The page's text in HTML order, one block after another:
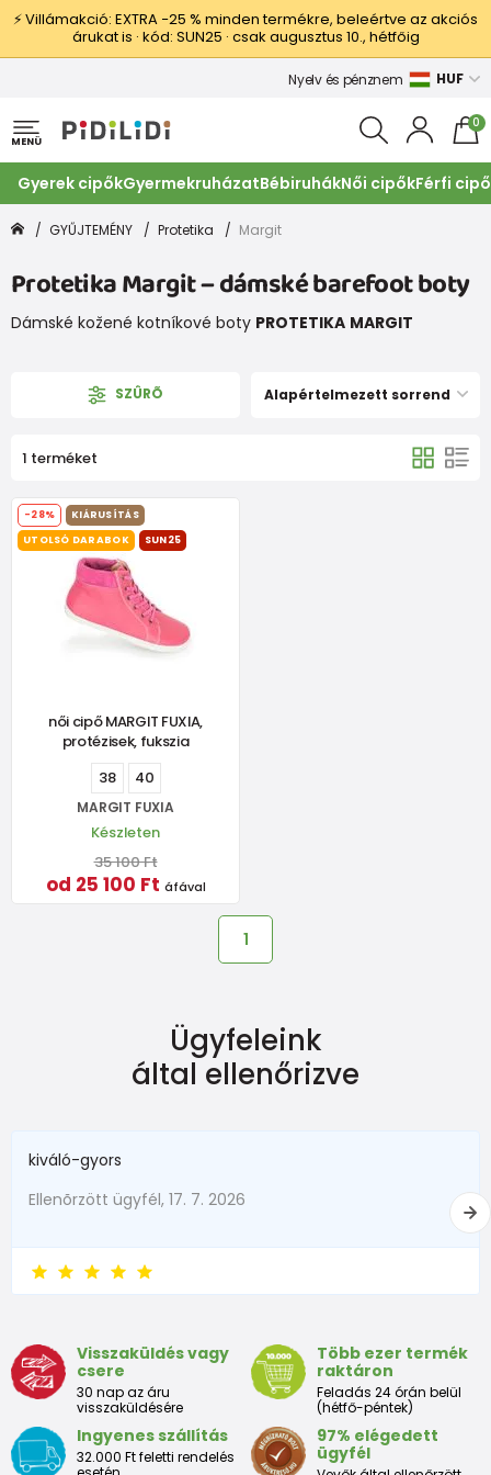
⚡ Villámakció: EXTRA −25 % minden termékre, beleértve az akciós
árukat is · kód: SUN25 · csak augusztus 10., hétfőig
Nyelv és pénznem HUF
MENÜ
0
Gyerek cipőkGyermekruházatBébiruhákNői cipőkFérfi
GYŰJTEMÉNY Protetika Margit
Protetika Margit – dámské barefoot boty
Dámské kožené kotníkové boty PROTETIKA MARGIT
SZÛRÕ Alapértelmezett sorrend
1 terméket
-28%
KIÁRUSÍTÁS
UTOLSÓ DARABOK
SUN25
női cipő MARGIT FUXIA,
protézisek, fukszia
38
40
MARGIT FUXIA
Készleten
35 100 Ft
od 25 100 Ft áfával
1
Ügyfeleink
által ellenőrizve
kiváló-gyors
Ellenõrzött ügyfél, 17. 7. 2026
Visszaküldés vagy
csere
30 nap az áru
visszaküldésére
Több ezer termék
raktáron
Feladás 24 órán belül
(hétfő-péntek)
Ingyenes szállítás
32.000 Ft feletti rendelés
97% elégedett
ügyfél